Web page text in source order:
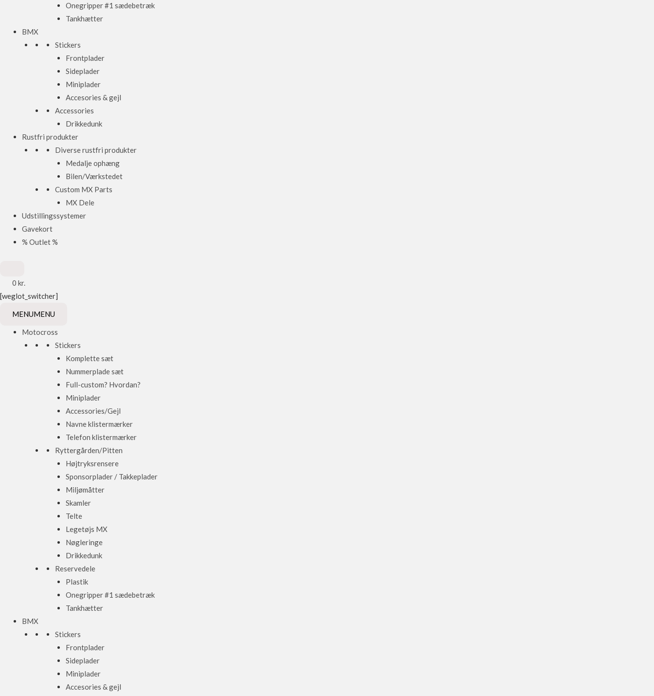
Onegripper #1 sædebetræk
Tankhætter
BMX
Stickers
Frontplader
Sideplader
Miniplader
Accesories & gejl
Accessories
Drikkedunk
Rustfri produkter
Diverse rustfri produkter
Medalje ophæng
Bilen/Værkstedet
Custom MX Parts
MX Dele
Udstillingssystemer
Gavekort
% Outlet %
0 kr.
[weglot_switcher]
MENUMENU
Motocross
Stickers
Komplette sæt
Nummerplade sæt
Full-custom? Hvordan?
Miniplader
Accessories/Gejl
Navne klistermærker
Telefon klistermærker
Ryttergården/Pitten
Højtryksrensere
Sponsorplader / Takkeplader
Miljømåtter
Skamler
Telte
Legetøjs MX
Nøgleringe
Drikkedunk
Reservedele
Plastik
Onegripper #1 sædebetræk
Tankhætter
BMX
Stickers
Frontplader
Sideplader
Miniplader
Accesories & gejl